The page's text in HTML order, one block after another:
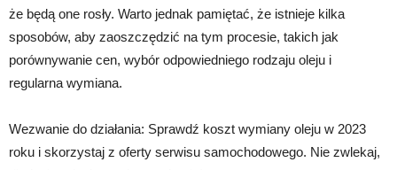
że będą one rosły. Warto jednak pamiętać, że istnieje kilka
sposobów, aby zaoszczędzić na tym procesie, takich jak
porównywanie cen, wybór odpowiedniego rodzaju oleju i
regularna wymiana.
Wezwanie do działania: Sprawdź koszt wymiany oleju w 2023
roku i skorzystaj z oferty serwisu samochodowego. Nie zwlekaj,